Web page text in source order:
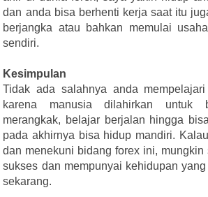
dan anda bisa berhenti kerja saat itu
berjangka atau bahkan memulai
sendiri.
Kesimpulan
Tidak ada salahnya anda
karena manusia dilahirkan untuk
merangkak, belajar berjalan hingga
pada akhirnya bisa hidup mandiri.
dan menekuni bidang forex ini,
sukses dan mempunyai kehidupan
sekarang.